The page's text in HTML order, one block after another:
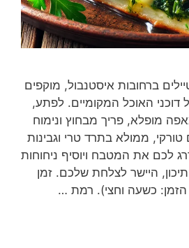
ברחובות איסטנבול, מוקפים
דוכני האוכל המקומיים. לפתע,
מופלא, פריך מבחוץ ונימוח
ממולא בתרד טרי וגבינות
לכם את המטבח ויוסיף ניחוחות
היישר לצלחת שלכם. זמן
כשעה וחצי). רמת …